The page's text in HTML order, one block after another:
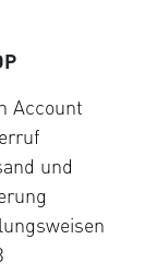
Account
und